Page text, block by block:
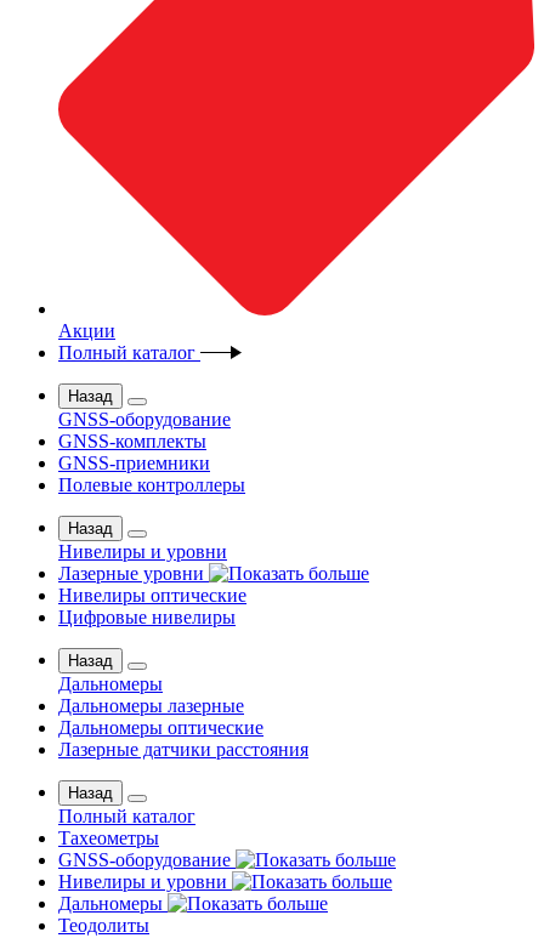
Акции
Полный каталог
Назад
GNSS-оборудование
GNSS-комплекты
GNSS-приемники
Полевые контроллеры
Назад
Нивелиры и уровни
Лазерные уровни
Нивелиры оптические
Цифровые нивелиры
Назад
Дальномеры
Дальномеры лазерные
Дальномеры оптические
Лазерные датчики расстояния
Назад
Полный каталог
Тахеометры
GNSS-оборудование
Нивелиры и уровни
Дальномеры
Теодолиты